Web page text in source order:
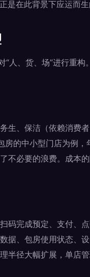
在此背景下应运而生
人、货、场”进行重
生、保洁（依赖消费
的中小型门店为例，
不必要的浪费。成本
码完成预定、支付、
据、包房使用状态、
径大幅扩展，单店管